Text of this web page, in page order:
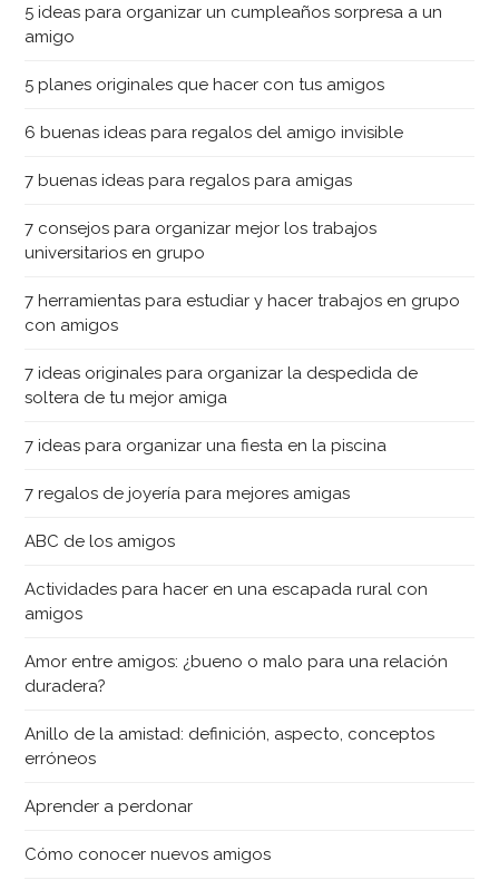
5 ideas para organizar un cumpleaños sorpresa a un
amigo
5 planes originales que hacer con tus amigos
6 buenas ideas para regalos del amigo invisible
7 buenas ideas para regalos para amigas
7 consejos para organizar mejor los trabajos
universitarios en grupo
7 herramientas para estudiar y hacer trabajos en grupo
con amigos
7 ideas originales para organizar la despedida de
soltera de tu mejor amiga
7 ideas para organizar una fiesta en la piscina
7 regalos de joyería para mejores amigas
ABC de los amigos
Actividades para hacer en una escapada rural con
amigos
Amor entre amigos: ¿bueno o malo para una relación
duradera?
Anillo de la amistad: definición, aspecto, conceptos
erróneos
Aprender a perdonar
Cómo conocer nuevos amigos